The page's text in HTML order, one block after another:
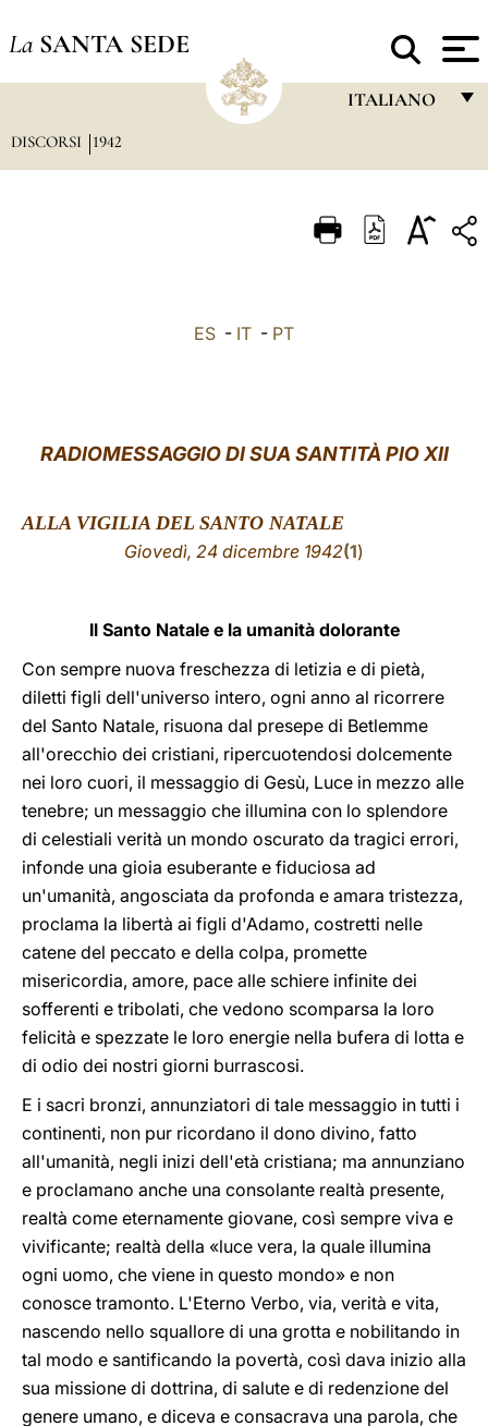
La SANTA SEDE
ITALIANO
ITALIANO
العربيّة
DISCORSI 1942
ES - IT - PT
RADIOMESSAGGIO DI SUA SANTITÀ PIO XII
ALLA VIGILIA DEL SANTO NATALE
Giovedì, 24 dicembre 1942(1)
Il Santo Natale e la umanità dolorante
Con sempre nuova freschezza di letizia e di pietà,
diletti figli dell'universo intero, ogni anno al ricorrere
del Santo Natale, risuona dal presepe di Betlemme
all'orecchio dei cristiani, ripercuotendosi dolcemente
nei loro cuori, il messaggio di Gesù, Luce in mezzo alle
tenebre; un messaggio che illumina con lo splendore
di celestiali verità un mondo oscurato da tragici errori,
infonde una gioia esuberante e fiduciosa ad
un'umanità, angosciata da profonda e amara tristezza,
proclama la libertà ai figli d'Adamo, costretti nelle
catene del peccato e della colpa, promette
misericordia, amore, pace alle schiere infinite dei
sofferenti e tribolati, che vedono scomparsa la loro
felicità e spezzate le loro energie nella bufera di lotta e
di odio dei nostri giorni burrascosi.
E i sacri bronzi, annunziatori di tale messaggio in tutti i
continenti, non pur ricordano il dono divino, fatto
all'umanità, negli inizi dell'età cristiana; ma annunziano
e proclamano anche una consolante realtà presente,
realtà come eternamente giovane, così sempre viva e
vivificante; realtà della «luce vera, la quale illumina
ogni uomo, che viene in questo mondo» e non
conosce tramonto. L'Eterno Verbo, via, verità e vita,
nascendo nello squallore di una grotta e nobilitando in
tal modo e santificando la povertà, così dava inizio alla
sua missione di dottrina, di salute e di redenzione del
genere umano, e diceva e consacrava una parola, che